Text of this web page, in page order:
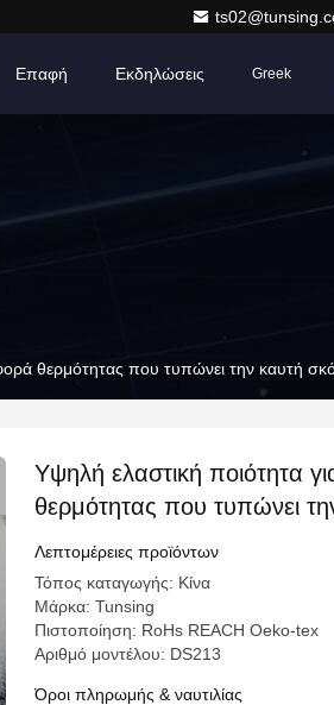
Επαφή Εκδηλώσεις Greek
θερμότητας που τυπώνει την καυτή
Υψηλή ελαστική ποιότητα
θερμότητας που τυπώνει
λειωμένων μετάλλων
Λεπτομέρειες προϊόντων
Τόπος καταγωγής: Κίνα
Μάρκα: Tunsing
Πιστοποίηση: RoHs REACH Oeko-tex
Αριθμό μοντέλου: DS213
Όροι πληρωμής & ναυτιλίας